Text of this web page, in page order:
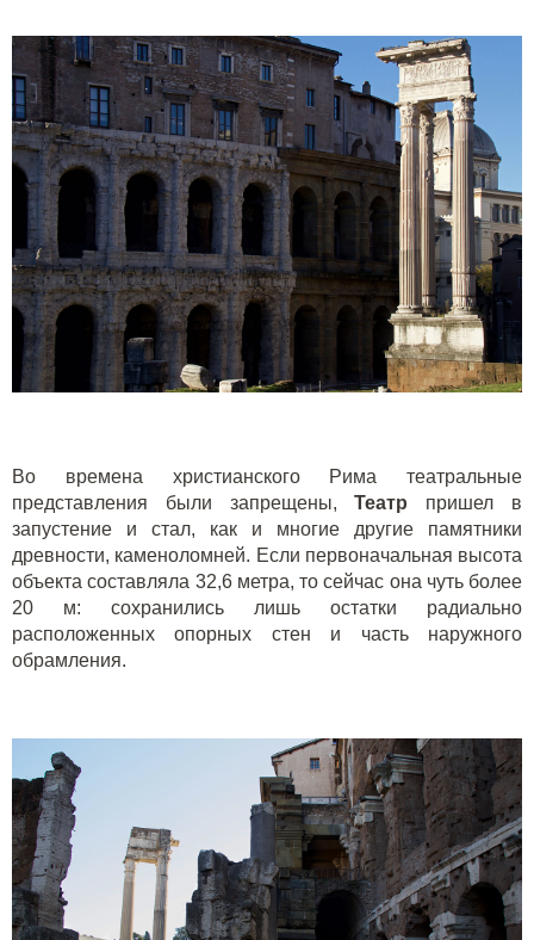
Во времена христианского Рима театральные
представления были запрещены,Театр пришел в
запустение и стал, как и многие другие памятники
древности, каменоломней. Если первоначальная высота
объекта составляла 32,6 метра, то сейчас она чуть более
20 м: сохранились лишь остатки радиально
расположенных опорных стен и часть наружного
обрамления.